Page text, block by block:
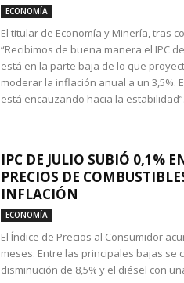
ECONOMÍA
El titular de Economía y Minería, tras
“Recibimos de buena manera el IPC
está en la parte baja de lo que
moderar la inflación anual a un 3,5%.
está encauzando hacia la estabilidad”.
IPC DE JULIO SUBIÓ 0,1%
PRECIOS DE
INFLACIÓN
ECONOMÍA
El Índice de Precios al Consumidor
meses. Entre las principales bajas se
disminución de 8,5% y el diésel con